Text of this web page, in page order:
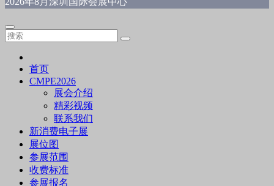
首页
CMPE2026
展会介绍
精彩视频
联系我们
新消费电子展
展位图
参展范围
收费标准
参展报名